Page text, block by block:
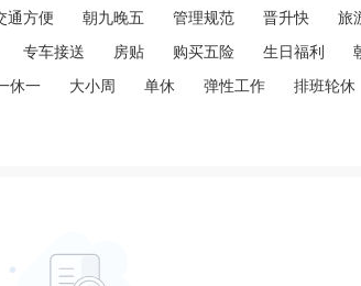
通方便 朝九晚五 管理规范 晋升快 旅
专车接送 房贴 购买五险 生日福利
休一 大小周 单休 弹性工作 排班轮休